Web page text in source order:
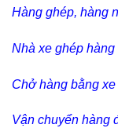
Hàng ghép, hàng
Nhà xe ghép
Chở hàng bằng
Vận chuyển hàng